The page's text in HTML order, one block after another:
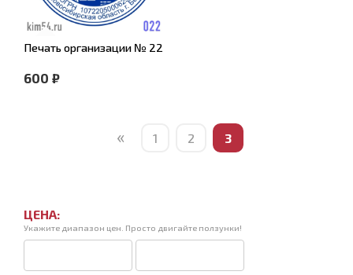
Печать организации № 22
600 ₽
« 1 2 3
ЦЕНА:
Укажите диапазон цен. Просто двигайте ползунки!